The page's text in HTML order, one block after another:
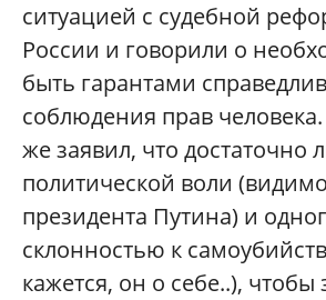
ситуацией с судебной
России и говорили о
быть гарантами
соблюдения прав
же заявил, что достаточно
политической воли
президента Путина) и
склонностью к
кажется, он о себе..), чтобы